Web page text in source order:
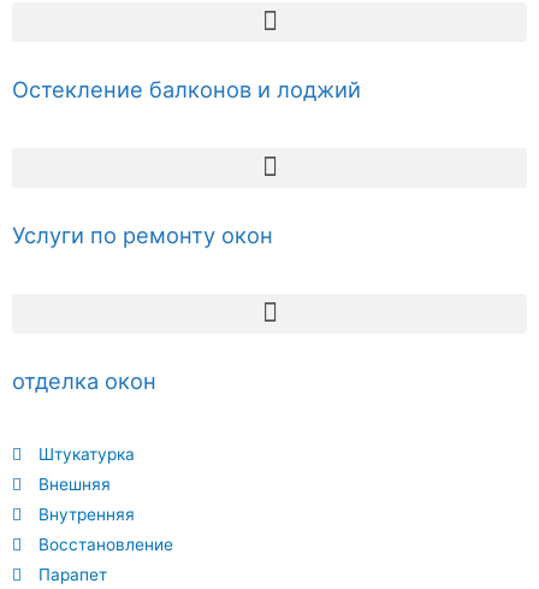
Остекление балконов и лоджий
Услуги по ремонту окон
отделка окон
Штукатурка
Внешняя
Внутренняя
Восстановление
Парапет